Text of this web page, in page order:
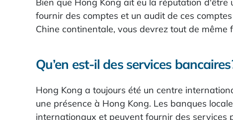
Bien que Hong Kong ait eu la réputation
fournir des comptes et un audit de ces
Chine continentale, vous devrez tout de
Qu’en est-il des services
Hong Kong a toujours été un centre
une présence à Hong Kong. Les banques
internationaux et peuvent fournir des services